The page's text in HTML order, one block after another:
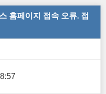
홈페이지 접속 오류. 접